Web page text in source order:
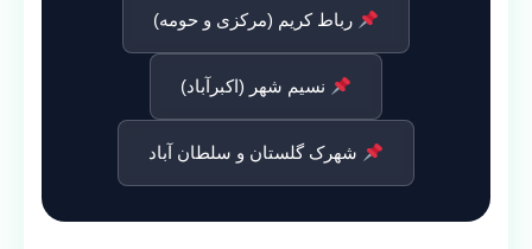
رباط کریم (مرکزی و حومه)
نسیم شهر (اکبرآباد)
شهرک گلستان و سلطان آباد